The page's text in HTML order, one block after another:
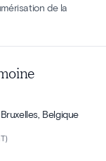
de la
Belgique